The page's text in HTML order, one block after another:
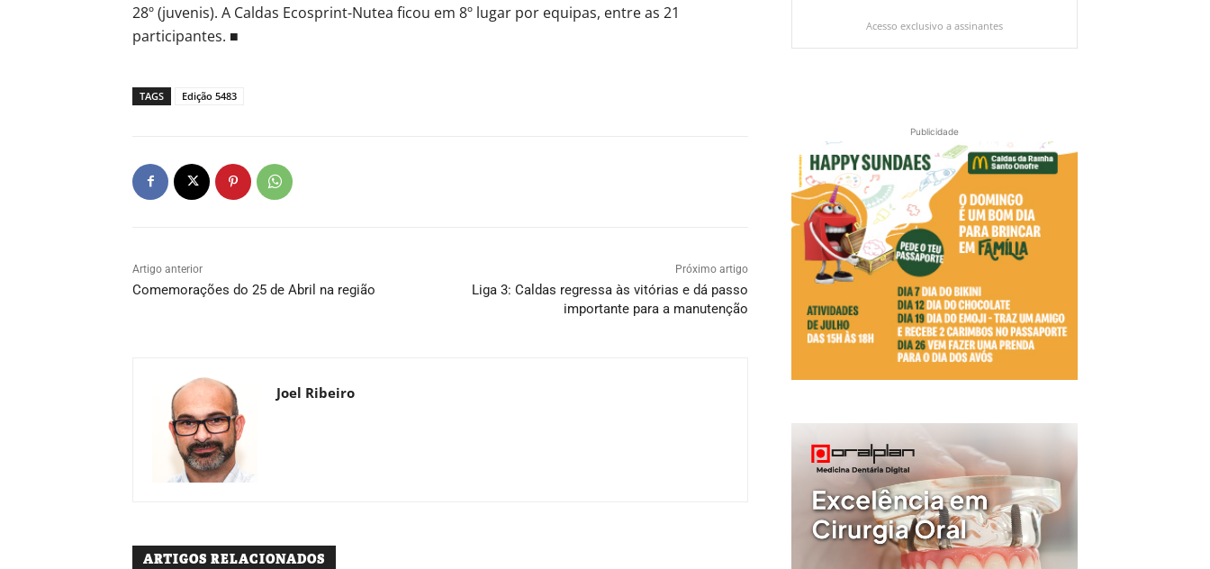
28º (juvenis). A Caldas Ecosprint-Nutea ficou em 8º lugar por equipas, entre as 21
participantes. ■
TAGS Edição 5483
Artigo anterior
Comemorações do 25 de Abril na região
Próximo artigo
Liga 3: Caldas regressa às vitórias e dá passo
importante para a manutenção
Joel Ribeiro
ARTIGOS RELACIONADOS
Acesso exclusivo a assinantes
Publicidade